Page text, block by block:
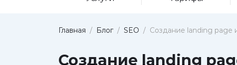
Главная / Блог / SEO / Создание landing page
Создание landing